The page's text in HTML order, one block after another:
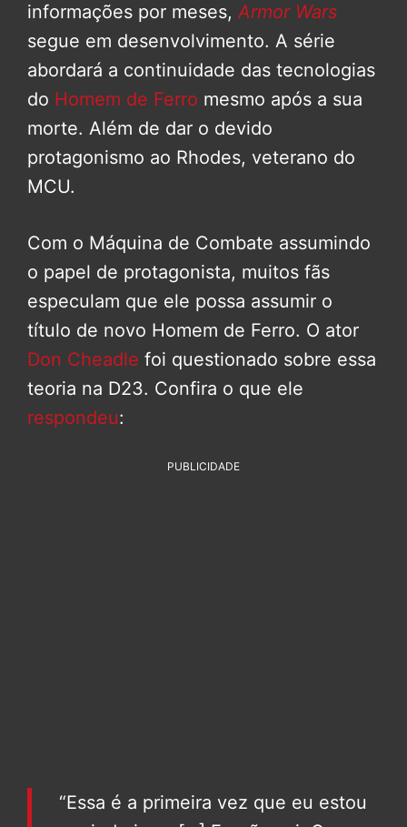
informações por meses, Armor Wars
segue em desenvolvimento. A série
abordará a continuidade das tecnologias
do Homem de Ferro mesmo após a sua
morte. Além de dar o devido
protagonismo ao Rhodes, veterano do
MCU.
Com o Máquina de Combate assumindo
o papel de protagonista, muitos fãs
especulam que ele possa assumir o
título de novo Homem de Ferro. O ator
Don Cheadle foi questionado sobre essa
teoria na D23. Confira o que ele
respondeu:
PUBLICIDADE
“Essa é a primeira vez que eu estou